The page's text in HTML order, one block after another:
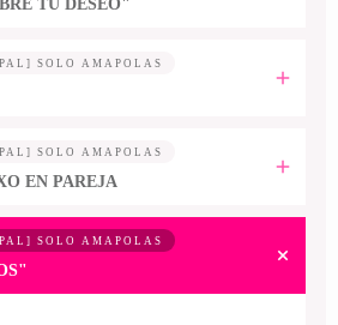
TU DESEO"
SOLO AMAPOLAS
SOLO AMAPOLAS
EN PAREJA
SOLO AMAPOLAS